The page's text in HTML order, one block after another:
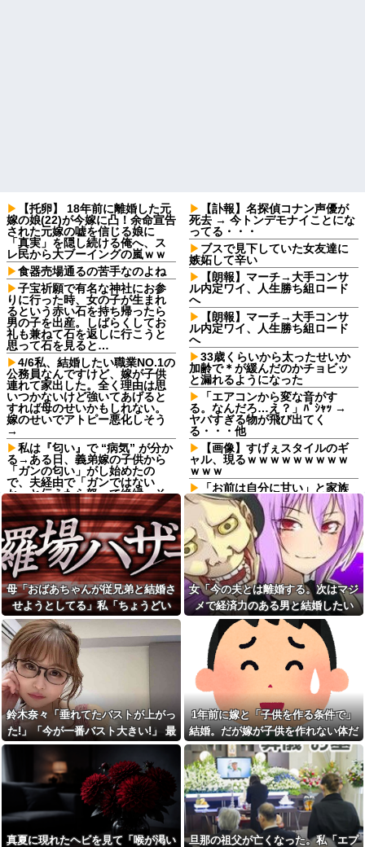
【托卵】 18年前に離婚した元
嫁の娘(22)が今嫁に凸！余命宣告
された元嫁の嘘を信じる娘に
「真実」を隠し続ける俺へ、ス
レ民から大ブーイングの嵐ｗｗ
食器売場通るの苦手なのよね
子宝祈願で有名な神社にお参
りに行った時、女の子が生まれ
るという赤い石を持ち帰ったら
男の子を出産。しばらくしてお
礼も兼ねて石を返しに行こうと
思って石を見ると…
4/6私、結婚したい職業NO.1の
公務員なんですけど、嫁が子供
連れて家出した。全く理由は思
いつかないけど強いてあげると
すれば母のせいかもしれない。
嫁のせいでアトピー悪化しそう
→
私は『匂い』で “病気” が分か
る→ある日、義弟嫁の子供から
「ガンの匂い」がし始めたの
で、夫経由で「ガンではない
か」と伝えたら怒って絶縁、そ
の結果・・・
俺「お前ら親指の指紋を見て
みろｗ」スレ民「何があるん
だ？」→見た瞬間、思わず笑っ
てしまう人が続出して…
どうせ産むなら早いほうがい
いのに、彼氏が「お金がない今
は産めない」と言う。じゃあい
くら貯めたら出産に踏み切れる
の？と聞いたら...
父のお墓のある寺は2代目の住
職が茶金髪でピアス多めの30代
チャラ男
兄夫婦の第一子にあわじ結び
の金封に一万円を包んで渡し
た。すると兄嫁から「もう二度
と子供を産めないことを望んで
いるってことなんでしょ！」と
キレられ...
「今は臨月なんだけど…」→断
りきれず了承したら、さらに
図々しい要求まで飛び出して…
出張から帰ったら、嫁の顔が
青ざめていた。俺「一体何があ
ったんだ？」嫁「…」→子供た
ちに話を聞くと…
【訃報】名探偵コナン声優が
死去 → 今トンデモナイことにな
ってる・・・
ブスで見下していた女友達に
嫉妬して辛い
【朗報】マーチ→大手コンサ
ル内定ワイ、人生勝ち組ロード
へ
【朗報】マーチ→大手コンサ
ル内定ワイ、人生勝ち組ロード
へ
33歳くらいから太ったせいか
加齢で＊が緩んだのかチョビッ
と漏れるようになった
「エアコンから変な音がす
る。なんだろ…え？」ﾊﾟｼｬｯ →
ヤバすぎる物が飛び出てく
る・・・他
【画像】すげぇスタイルのギ
ャル、現るｗｗｗｗｗｗｗｗｗ
ｗｗｗ
「お前は自分に甘い」と家族
に責められ育った私…３０歳の
時、真夏に重度の熱中症で救急
搬送された結果→会社の人たち
から叩きつけられた「衝撃の事
実」に絶句
「お前は自分に甘い」と家族
に責められ育った私…３０歳の
時、真夏に重度の熱中症で救急
搬送された結果→会社の人たち
から叩きつけられた「衝撃の事
実」に絶句
会社の仲良しメンバーで忘年
会をした。社員Ａ「呼ばれてな
い！」私（なぜ今年も呼ばれる
と思うのか…）→ Ａは『食べ
物』になると豹変・・・
【修羅場】不妊と判明した
夫、前妻の娘に「実の子じゃな
い！」と訴えた結果ｗｗｗｗ
33歳くらいから太ったせいか
加齢で＊が緩んだのかチョビッ
と漏れるようになった
【怒り】婚約者が直属の上司
と浮気発覚！会社を辞めるハメ
になった件www
33歳くらいから太ったせいか
加齢で＊が緩んだのかチョビッ
と漏れるようになった
母「おばあちゃんが従兄弟と結婚さ
せようとしてる」私「ちょうどい
い、その話利用するわ」→3日後に
まさかの展開…
女「今の夫とは離婚する。次はマジ
メで経済力のある男と結婚したい
な」私「幸せになってね！」→産科
の授乳室で出会った女性のその後
鈴木奈々「垂れてたバストが上がっ
た!」「今が一番バスト大きい!」 最
新の身長・体重も報告
1年前に嫁と「子供を作る条件で」
結婚。だが嫁が子供を作れない体だ
と知ったので離婚へ。
真夏に現れたヘビを見て「喉が渇い
旦那の祖父が亡くなった。私「エプ